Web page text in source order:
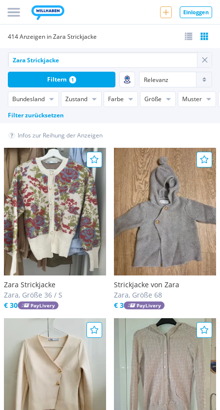
Einloggen
414 Anzeigen in Zara Strickjacke
Bundesland Zustand Farbe Größe
Muster
Filter zurücksetzen
Filtern 1
Infos zur Reihung der Anzeigen
Zara Strickjacke
Zara, Größe 36 / S
€ 30
PayLivery
Strickjacke von Zara
Zara, Größe 68
€ 3
PayLivery